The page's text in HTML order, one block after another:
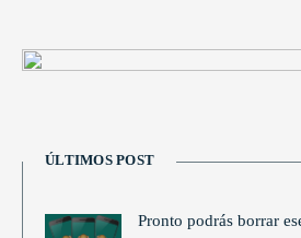
ÚLTIMOS POST
Pronto podrás borrar